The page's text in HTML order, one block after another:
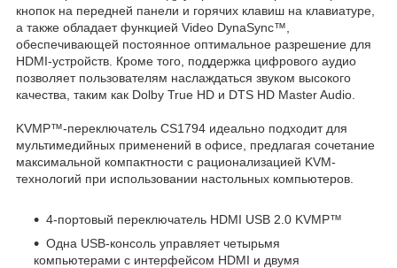
кнопок на передней панели и горячих клавиш на клавиатуре,
а также обладает функцией Video DynaSync™,
обеспечивающей постоянное оптимальное разрешение для
HDMI-устройств. Кроме того, поддержка цифрового аудио
позволяет пользователям наслаждаться звуком высокого
качества, таким как Dolby True HD и DTS HD Master Audio.
KVMP™-переключатель CS1794 идеально подходит для
мультимедийных применений в офисе, предлагая сочетание
максимальной компактности с рационализацией KVM-
технологий при использовании настольных компьютеров.
4-портовый переключатель HDMI USB 2.0 KVMP™
Одна USB-консоль управляет четырьмя
компьютерами с интерфейсом HDMI и двумя